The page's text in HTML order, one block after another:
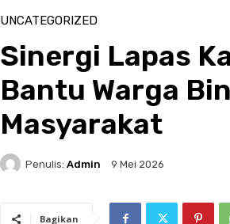
UNCATEGORIZED
Sinergi Lapas
Bantu Warga
Masyarakat
Penulis: Admin 9 Mei 2026
Bagikan